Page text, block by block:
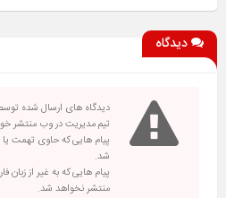
دیدگاه
دیدگاه های ارسال شده
تیم مدیریت در وب منتشر
پیام هایی که حاوی تهمت یا
شد.
پیام هایی که به غیر از زبان
منتشر نخواهد شد.